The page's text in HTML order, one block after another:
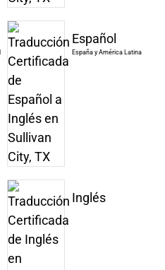
Español
España y América Latina
Inglés